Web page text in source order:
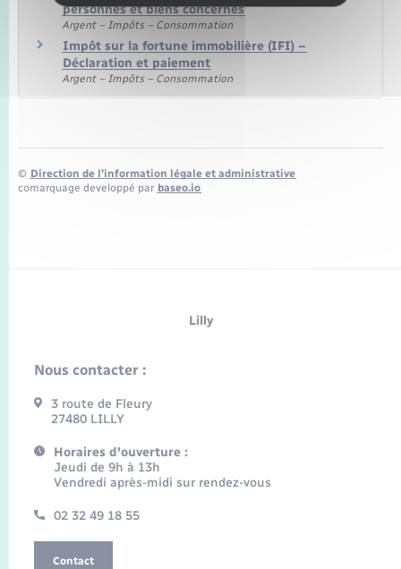
personnes et biens concernés
Argent – Impôts – Consommation
Impôt sur la fortune immobilière (IFI) –
Déclaration et paiement
Argent – Impôts – Consommation
© Direction de l’information légale et administrative
comarquage developpé par baseo.io
Lilly
Nous contacter :
3 route de Fleury
27480 LILLY
Horaires d'ouverture :
Jeudi de 9h à 13h
Vendredi après-midi sur rendez-vous
02 32 49 18 55
Contact